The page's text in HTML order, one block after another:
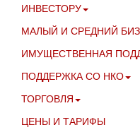
ИНВЕСТОРУ
МАЛЫЙ И СРЕДНИЙ
ИМУЩЕСТВЕННАЯ
ПОДДЕРЖКА СО НКО
ТОРГОВЛЯ
ЦЕНЫ И ТАРИФЫ